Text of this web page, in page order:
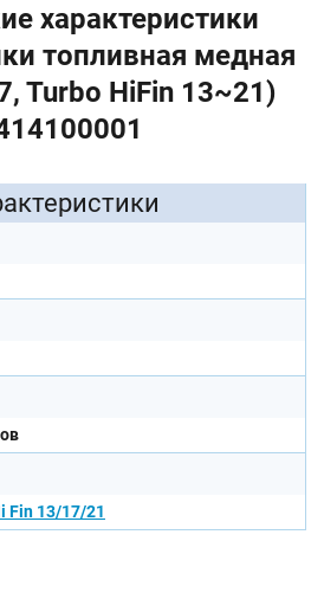
характеристики
топливная медная
Turbo HiFin 13~21)
Fin 13/17/21